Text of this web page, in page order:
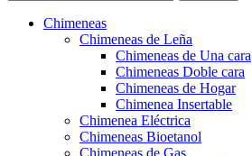
Chimeneas
Chimeneas de Leña
Chimeneas de Una cara
Chimeneas Doble cara
Chimeneas de Hogar
Chimenea Insertable
Chimenea Eléctrica
Chimeneas Bioetanol